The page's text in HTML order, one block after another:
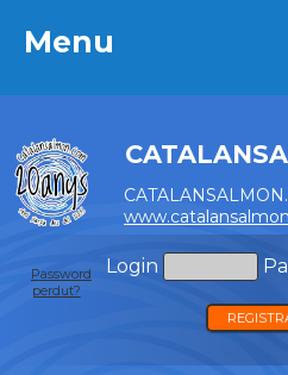
Menu
Login
Password
perdut?
Menu